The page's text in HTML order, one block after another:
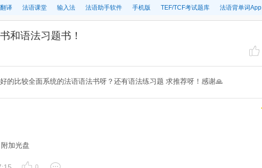
译 法语课堂 输入法 法语助手软件 手机版 TEF/TCF考试题库 法语背单词App
和语法习题书！
的比较全面系统的法语语法书呀？还有语法练习题 求推荐呀！感谢🙏
加光盘